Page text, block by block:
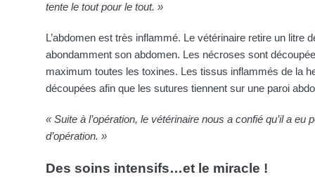
tente le tout pour le tout. »
L’abdomen est très inflammé. Le vétérinaire retire un litre
abondamment son abdomen. Les nécroses sont
maximum toutes les toxines. Les tissus inflammés de la
découpées afin que les sutures tiennent sur une paroi
« Suite à l’opération, le vétérinaire nous a confié qu’il a eu
d’opération. »
Des soins intensifs…et le miracle !